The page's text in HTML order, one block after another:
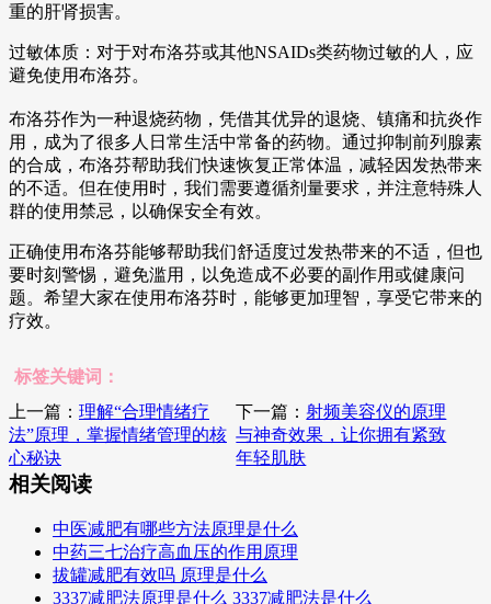
重的肝肾损害。
过敏体质：对于对布洛芬或其他NSAIDs类药物过敏的人，应
避免使用布洛芬。
布洛芬作为一种退烧药物，凭借其优异的退烧、镇痛和抗炎作
用，成为了很多人日常生活中常备的药物。通过抑制前列腺素
的合成，布洛芬帮助我们快速恢复正常体温，减轻因发热带来
的不适。但在使用时，我们需要遵循剂量要求，并注意特殊人
群的使用禁忌，以确保安全有效。
正确使用布洛芬能够帮助我们舒适度过发热带来的不适，但也
要时刻警惕，避免滥用，以免造成不必要的副作用或健康问
题。希望大家在使用布洛芬时，能够更加理智，享受它带来的
疗效。
标签关键词：
上一篇： 理解“合理情绪疗
法”原理，掌握情绪管理的核
心秘诀
下一篇：射频美容仪的原理
与神奇效果，让你拥有紧致
年轻肌肤
相关阅读
中医减肥有哪些方法原理是什么
中药三七治疗高血压的作用原理
拔罐减肥有效吗 原理是什么
3337减肥法原理是什么 3337减肥法是什么